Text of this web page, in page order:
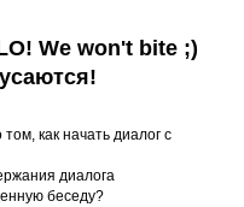
We won't bite ;)
как начать диалог с
диалога
беседу?